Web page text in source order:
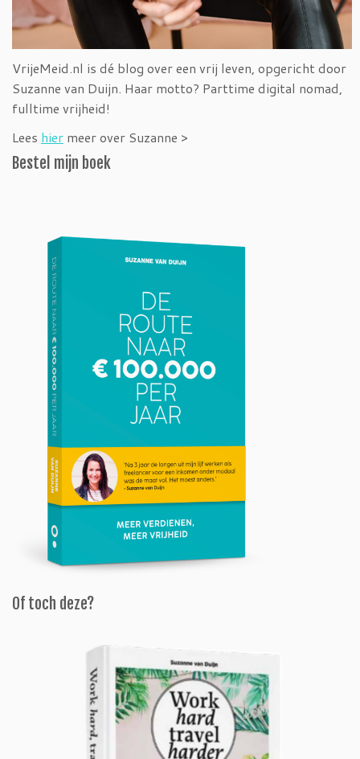
VrijeMeid.nl is dé blog over een vrij leven, opgericht door
Suzanne van Duijn. Haar motto? Parttime digital nomad,
fulltime vrijheid!
Lees hier meer over Suzanne >
Bestel mijn boek
Of toch deze?